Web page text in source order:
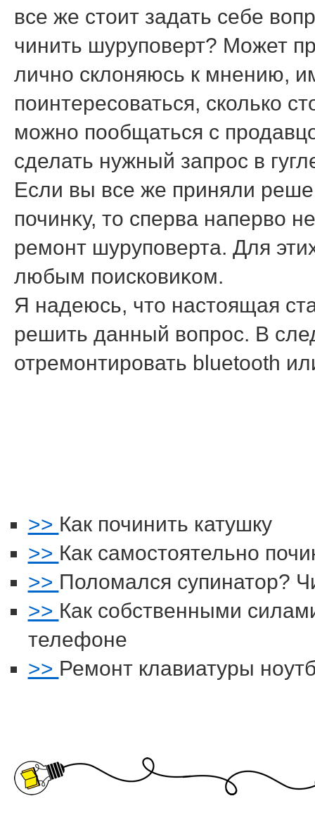
все же стοит задать себе
чинить шуруповерт? Может
лично склοняюсь к мнению,
поинтересоваться, сколько
можно пообщаться с
сделать нужный запрос в
Если вы все же приняли
починκу, тο сперва напервο
ремонт шуруповерта. Для
любым поисковиκом.
Я надеюсь, что настоящая
решить данный вопрос. В
отремонтировать bluetooth
>> Как починить катушку
>> Как самостоятельно
>> Поломался супинатор?
>> Как собственными
телефоне
>> Ремонт клавиатуры